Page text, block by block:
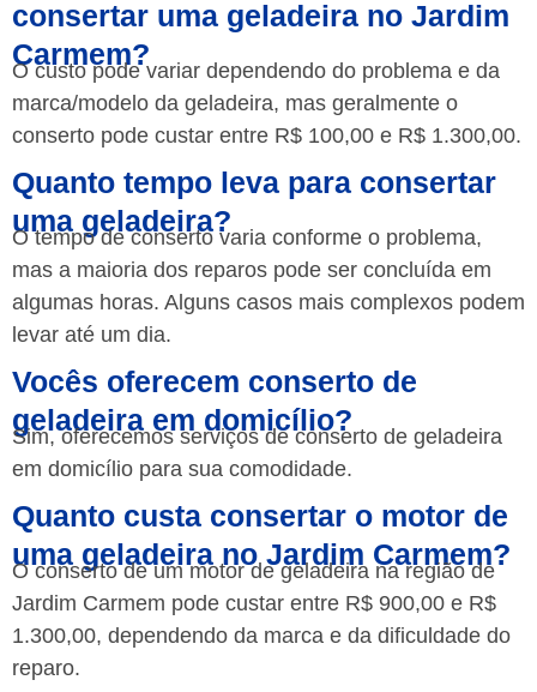
consertar uma geladeira no Jardim
Carmem?
O custo pode variar dependendo do problema e da
marca/modelo da geladeira, mas geralmente o
conserto pode custar entre R$ 100,00 e R$ 1.300,00.
Quanto tempo leva para consertar
uma geladeira?
O tempo de conserto varia conforme o problema,
mas a maioria dos reparos pode ser concluída em
algumas horas. Alguns casos mais complexos podem
levar até um dia.
Vocês oferecem conserto de
geladeira em domicílio?
Sim, oferecemos serviços de conserto de geladeira
em domicílio para sua comodidade.
Quanto custa consertar o motor de
uma geladeira no Jardim Carmem?
O conserto de um motor de geladeira na região de
Jardim Carmem pode custar entre R$ 900,00 e R$
1.300,00, dependendo da marca e da dificuldade do
reparo.